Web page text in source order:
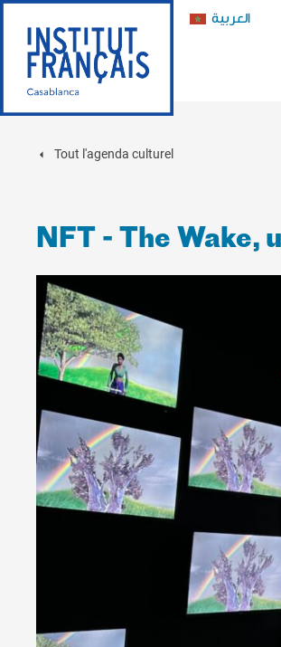
العربية
Tout l'agenda culturel
NFT - The Wake,